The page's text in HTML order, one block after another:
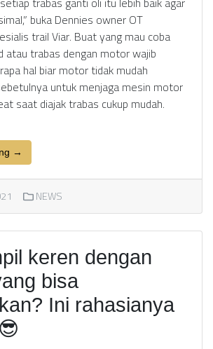
buka Dennies owner OT
trail Viar. Buat yang mau coba
trabas dengan motor wajib
hal biar motor tidak mudah
untuk menjaga mesin motor
saat diajak trabas cukup mudah.
→
NEWS
keren dengan
bisa
Ini rahasianya